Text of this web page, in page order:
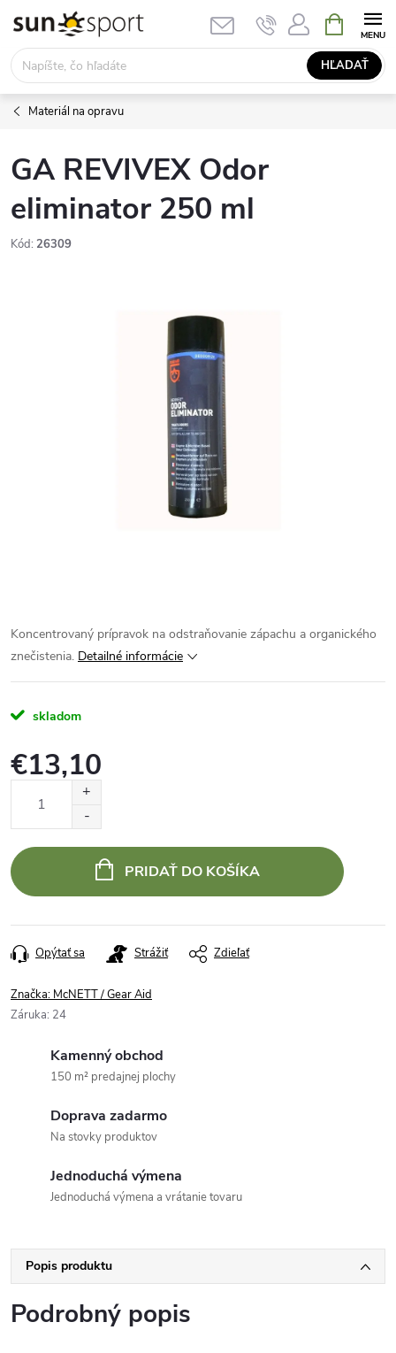
obsah
HĽADAŤ
KOŠÍK
Materiál na opravu
GA REVIVEX Odor
eliminator 250 ml
Kód: 26309
Koncentrovaný prípravok na odstraňovanie zápachu a organického
znečistenia. Detailné informácie
skladom
€13,10
PRIDAŤ DO KOŠÍKA
Opýtať sa Strážiť Zdieľať
Značka: McNETT / Gear Aid
Záruka: 24
Kamenný obchod
150 m² predajnej plochy
Doprava zadarmo
Na stovky produktov
Jednoduchá výmena
Jednoduchá výmena a vrátanie tovaru
Popis produktu
Podrobný popis